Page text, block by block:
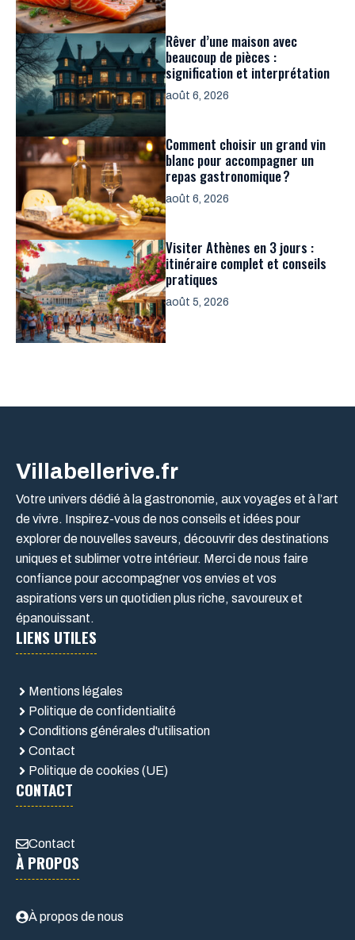
Rêver d’une maison avec
beaucoup de pièces :
signification et interprétation
août 6, 2026
Comment choisir un grand vin
blanc pour accompagner un
repas gastronomique ?
août 6, 2026
Visiter Athènes en 3 jours :
itinéraire complet et conseils
pratiques
août 5, 2026
Villabellerive.fr
Votre univers dédié à la gastronomie, aux voyages et à l’art
de vivre. Inspirez-vous de nos conseils et idées pour
explorer de nouvelles saveurs, découvrir des destinations
uniques et sublimer votre intérieur. Merci de nous faire
confiance pour accompagner vos envies et vos
aspirations vers un quotidien plus riche, savoureux et
épanouissant.
LIENS UTILES
Mentions légales
Politique de confidentialité
Conditions générales d'utilisation
Contact
Politique de cookies (UE)
CONTACT
Contact
À PROPOS
À propos de nous